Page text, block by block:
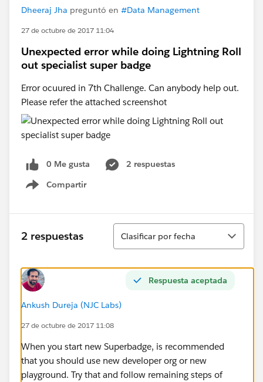
Dheeraj Jha preguntó en #Data Management
27 de octubre de 2017 11:04
Unexpected error while doing Lightning Roll
out specialist super badge
Error ocuured in 7th Challenge. Can anybody help out.
Please refer the attached screenshot
0 Me gusta
2 respuestas
Compartir
Show menu
2 respuestas
Ordenar
Clasificar por fecha
Respuesta aceptada
Ankush Dureja (NJC Labs)
27 de octubre de 2017 11:08
When you start new Superbadge, is recommended
that you should use new developer org or new
playground. Try that and follow remaining steps of